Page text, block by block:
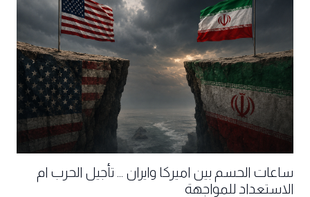
ساعات الحسم بين اميركا وايران ... تأجيل الحرب ام
الاستعداد للمواجهة